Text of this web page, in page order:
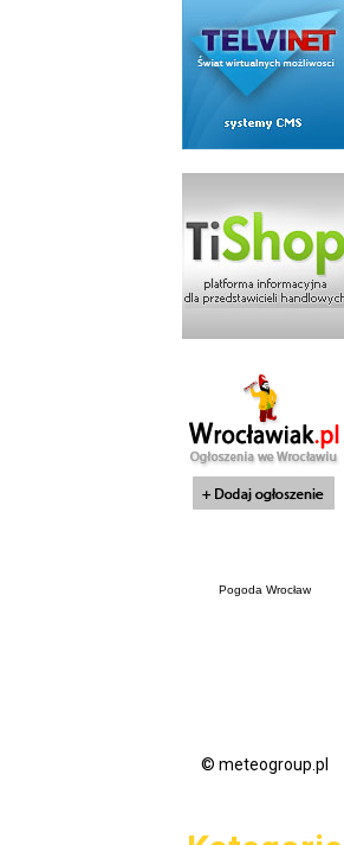
Pogoda Wrocław
© meteogroup.pl